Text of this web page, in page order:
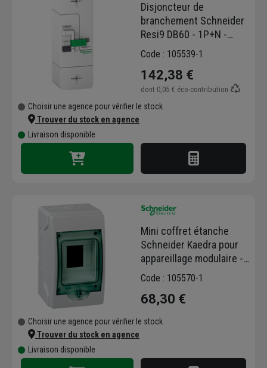
Disjoncteur de
branchement Schneider
Resi9 DB60 - 1P+N -
calibre fixe 60A - 500 mA
Code : 105539-1
142,38 €
dont 0,05 € éco-contribution
Choisir une agence pour vérifier le stock
Trouver du stock en agence
Livraison disponible
Mini coffret étanche
Schneider Kaedra pour
appareillage modulaire -
en saillie - 4 modules -
gris clair - IP65
Code : 105570-1
68,30 €
Choisir une agence pour vérifier le stock
Trouver du stock en agence
Livraison disponible